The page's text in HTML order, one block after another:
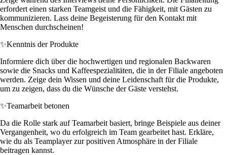
erfordert einen starken Teamgeist und die Fähigkeit, mit Gästen zu
kommunizieren. Lass deine Begeisterung für den Kontakt mit
Menschen durchscheinen!
✨Kenntnis der Produkte
Informiere dich über die hochwertigen und regionalen Backwaren
sowie die Snacks und Kaffeespezialitäten, die in der Filiale angeboten
werden. Zeige dein Wissen und deine Leidenschaft für die Produkte,
um zu zeigen, dass du die Wünsche der Gäste verstehst.
✨Teamarbeit betonen
Da die Rolle stark auf Teamarbeit basiert, bringe Beispiele aus deiner
Vergangenheit, wo du erfolgreich im Team gearbeitet hast. Erkläre,
wie du als Teamplayer zur positiven Atmosphäre in der Filiale
beitragen kannst.